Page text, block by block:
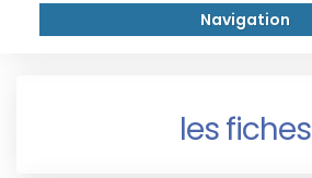
Navigation
les fiches